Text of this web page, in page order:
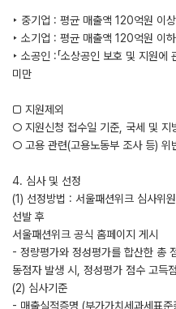
‣ 중기업 : 평균 매출액 120억원 이
‣ 소기업 : 평균 매출액 120억원 이하
‣ 소공인 :「소상공인 보호 및 지원에
미만
□ 지원제외
○ 지원신청 접수일 기준, 국세 및 지
○ 고용 관련(고용노동부 조사 등) 위
4. 심사 및 선정
(1) 선정방법 : 서울패션위크 심사위
선발 후
서울패션위크 공식 홈페이지 게시
- 정량평가와 정성평가를 합산한 총
동점자 발생 시, 정성평가 점수 고득
(2) 심사기준
- 매출실적증명 (부가가치세과세표